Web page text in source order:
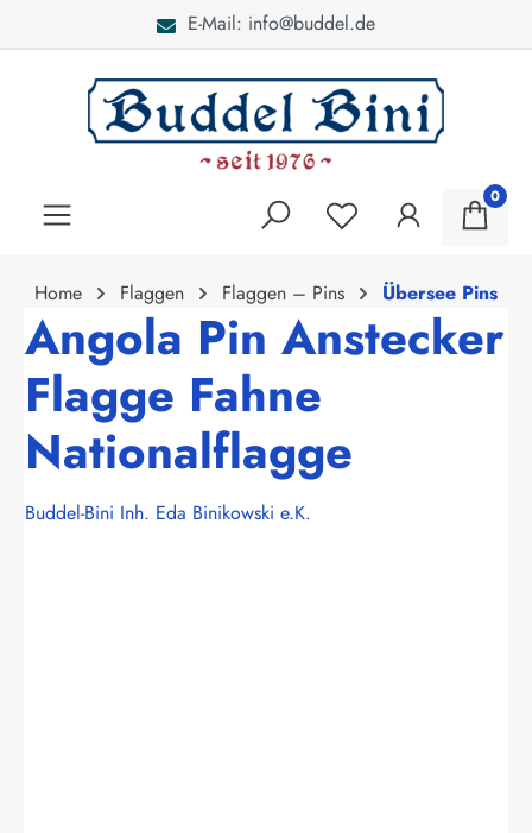
E-Mail: info@buddel.de
0
Home Flaggen Flaggen – Pins Übersee Pins
Angola Pin Anstecker
Flagge Fahne
Nationalflagge
Buddel-Bini Inh. Eda Binikowski e.K.